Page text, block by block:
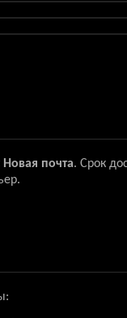
Новая почта. Срок